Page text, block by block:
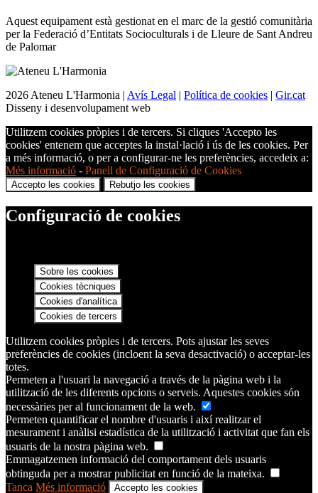
Aquest equipament està gestionat en el marc de la gestió comunitària
per la Federació d’Entitats Socioculturals i de Lleure de Sant Andreu
de Palomar
2026 Ateneu L'Harmonia | Avís Legal | Política de cookies | Gir.cat
Disseny i desenvolupament web
Utilitzem cookies pròpies i de tercers. Si cliques 'Accepto les
cookies' entenem que acceptes la instal·lació i ús de les cookies. Per
a més informació, o per a configurar-ne les preferències, accedeix a:
Més informació - Panell de Configuració de Cookies
Accepto les cookies Rebutjo les cookies
Configuració de cookies
Sobre les cookies
Cookies tècniques
Cookies d'analítica
Cookies de tercers
Utilitzem cookies pròpies i de tercers. Pots ajustar les seves
preferències de cookies (incloent la seva desactivació) o acceptar-les
totes.
Permeten a l'usuari la navegació a través de la pàgina web i la
utilització de les diferents opcions o serveis. Aquestes cookies són
necessàries per al funcionament de la web.
Permeten quantificar el nombre d'usuaris i així realitzar el
mesurament i anàlisi estadística de la utilització i activitat que fan els
usuaris de la nostra pàgina web.
Emmagatzemen informació del comportament dels usuaris
obtinguda per a mostrar publicitat en funció de la mateixa.
Tanca Més informació Accepto les cookies